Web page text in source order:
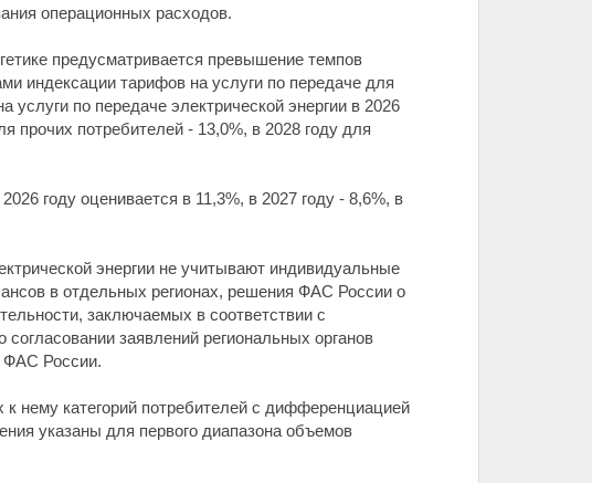
операционных расходов.
предусматривается превышение темпов
индексации тарифов на услуги по передаче для
по передаче электрической энергии в 2026
прочих потребителей - 13,0%, в 2028 году для
году оценивается в 11,3%, в 2027 году - 8,6%, в
энергии не учитывают индивидуальные
в отдельных регионах, решения ФАС России о
заключаемых в соответствии с
заявлений региональных органов
ФАС России.
нему категорий потребителей с дифференциацией
указаны для первого диапазона объемов